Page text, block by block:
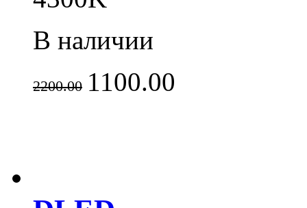
В наличии
2200.00 1100.00